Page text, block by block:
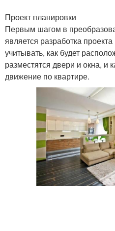
Проект планировки
Первым шагом в
является разработка
учитывать, как будет
разместятся двери и окна, и
движение по квартире.